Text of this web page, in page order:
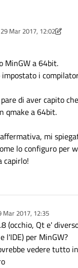
29 Mar 2017, 12:02
by fermatqt
MinGW a 64bit.
i
di aver capito
qmake a 64bit.
mi
lo configuro per
capirlo!
Mar 2017, 12:35
(occhio, Qt e'
l'IDE) per MinGW?
vedere tutto